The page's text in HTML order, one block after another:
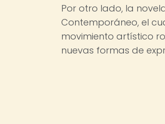
Por otro lado, la
Contemporáneo, el
movimiento artístico
nuevas formas de